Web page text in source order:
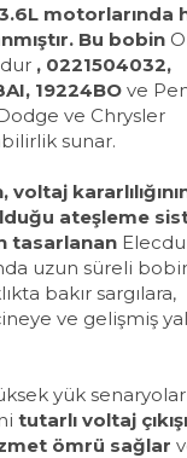
motorlarında
Bu bobin
, 0221504032,
19224BOve
ve Chrysler
sunar.
voltaj
ateşleme
tasarlanan
uzun süreli
bakır sargılara,
ve gelişmiş
yük
tutarlı voltaj
ömrü sağlar